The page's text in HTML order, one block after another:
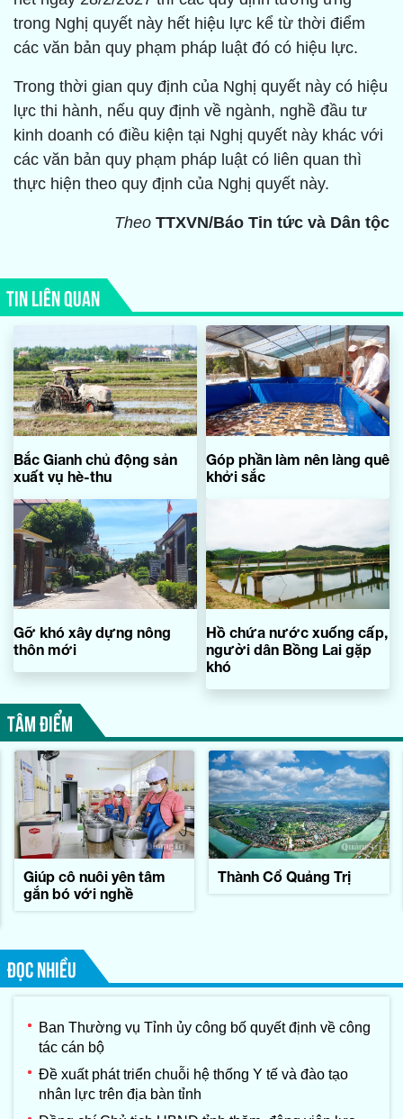
trong Nghị quyết này hết hiệu lực kể từ thời điểm
các văn bản quy phạm pháp luật đó có hiệu lực.
Trong thời gian quy định của Nghị quyết này có hiệu
lực thi hành, nếu quy định về ngành, nghề đầu tư
kinh doanh có điều kiện tại Nghị quyết này khác với
các văn bản quy phạm pháp luật có liên quan thì
thực hiện theo quy định của Nghị quyết này.
Theo TTXVN/Báo Tin tức và Dân tộc
TIN LIÊN QUAN
Bắc Gianh chủ động sản
xuất vụ hè-thu
Góp phần làm nên làng quê
khởi sắc
Gỡ khó xây dựng nông
thôn mới
Hồ chứa nước xuống cấp,
người dân Bồng Lai gặp
khó
TÂM ĐIỂM
Giúp cô nuôi yên tâm
gắn bó với nghề
Thành Cổ Quảng Trị
ĐỌC NHIỀU
Ban Thường vụ Tỉnh ủy công bố quyết định về công
tác cán bộ
Đề xuất phát triển chuỗi hệ thống Y tế và đào tạo
nhân lực trên địa bàn tỉnh